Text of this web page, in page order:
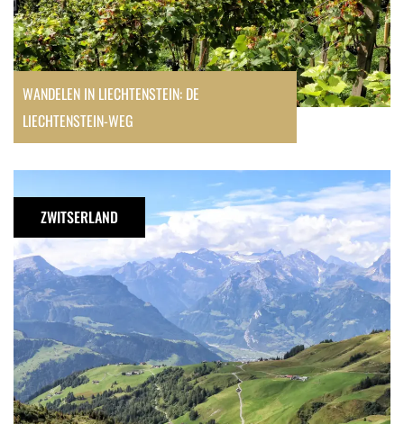
WANDELEN IN LIECHTENSTEIN: DE
LIECHTENSTEIN-WEG
Zwitserland:
Tell-
Trail
ZWITSERLAND